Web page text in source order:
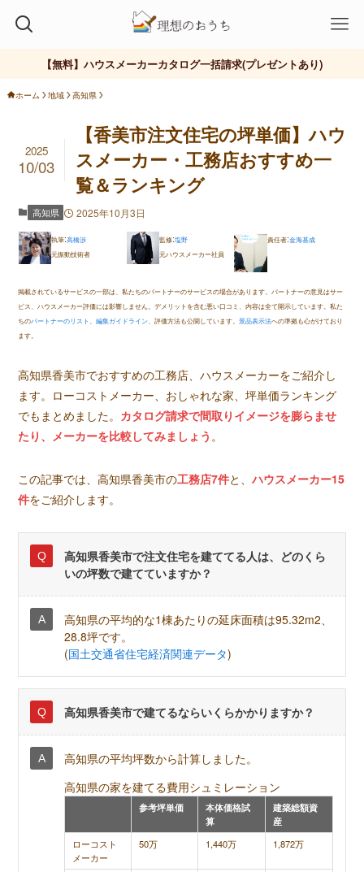
【無料】ハウスメーカーカタログ一括請求(プレゼントあり)
ホーム 地域 高知県
【香美市注文住宅の坪単価】ハウ
スメーカー・工務店おすすめ一
覧＆ランキング
2025
10/03
高知県 2025年10月3日
執筆:高橋渉
元振動技術者
監修:塩野
元ハウスメーカー社員
責任者:金海基成
掲載されているサービスの一部は、私たちのパートナーのサービスの場合があります。パートナーの意見はサー
ビス、ハウスメーカー評価には影響しません。デメリットを含む悪い口コミ、内容は全て開示しています。私た
ちのパートナーのリスト 、編集ガイドライン、評価方法も公開しています。景品表示法への準拠も心がけており
ます。
高知県香美市でおすすめの工務店、ハウスメーカーをご紹介し
ます。ローコストメーカー、おしゃれな家、坪単価ランキング
でもまとめました。 カタログ請求で間取りイメージを膨らませ
たり、メーカーを比較してみましょう 。
この記事では、高知県香美市の工務店7件と、ハウスメーカー15
件をご紹介します。
高知県香美市で注文住宅を建ててる人は、どのくら
いの坪数で建てていますか？
高知県の平均的な1棟あたりの延床面積は95.32m2、
28.8坪です。
(国土交通省住宅経済関連データ)
高知県香美市で建てるならいくらかかりますか？
高知県の平均坪数から計算しました。
高知県の家を建てる費用シュミレーション
参考坪単価
本体価格試
算
建築総額資
産
ローコスト
メーカー
50万 1,440万 1,872万
ハウスメーカー ローコスト 工務店